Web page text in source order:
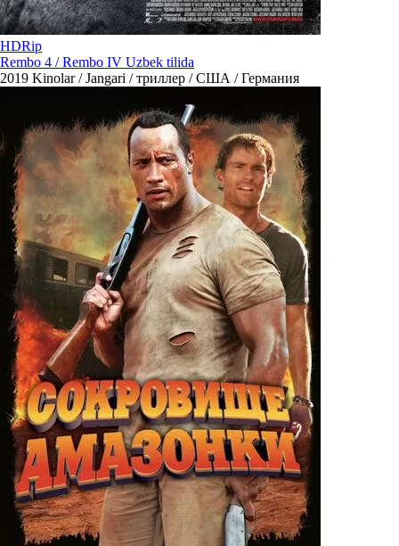
HDRip
Rembo 4 / Rembo IV Uzbek tilida
2019 Kinolar / Jangari / триллер / США / Германия